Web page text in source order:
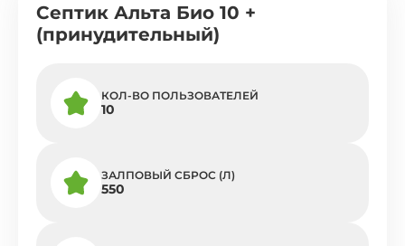
Септик Альта Био 10 +
(принудительный)
КОЛ-ВО ПОЛЬЗОВАТЕЛЕЙ
10
ЗАЛПОВЫЙ СБРОС (Л)
550